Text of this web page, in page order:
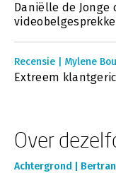
Daniëlle de
Recensie | Mylene
Extreem
Over
Achtergrond |